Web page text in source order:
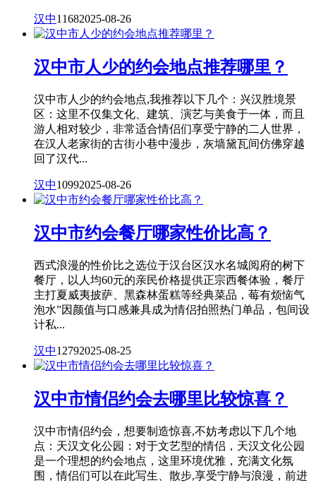
汉中11682025-08-26
汉中市人少的约会地点推荐哪里？
汉中市人少的约会地点,我推荐以下几个：兴汉胜境景
区：这里不仅集文化、建筑、演艺与美食于一体，而且
游人相对较少，非常适合情侣们享受宁静的二人世界，
在汉人老家街的古街小巷中漫步，灰墙黛瓦间仿佛穿越
回了汉代...
汉中10992025-08-26
汉中市约会餐厅哪家性价比高？
西式浪漫的性价比之选位于汉台区汉水名城阅府的树下
餐厅，以人均60元的亲民价格提供正宗西餐体验，餐厅
主打夏威夷披萨、黑森林蛋糕等经典菜品，莓有烦恼气
泡水”因颜值与口感兼具成为情侣拍照热门单品，包间设
计私...
汉中12792025-08-25
汉中市情侣约会去哪里比较惊喜？
汉中市情侣约会，想要制造惊喜,不妨考虑以下几个地
点：天汉文化公园：对于文艺型的情侣，天汉文化公园
是一个理想的约会地点，这里环境优雅，充满文化氛
围，情侣们可以在此写生、散步,享受宁静与浪漫，前进